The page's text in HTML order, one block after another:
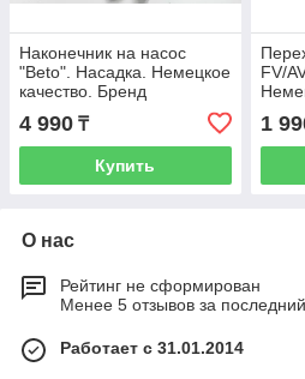
Наконечник на насос
"Beto". Насадка. Немецкое
качество. Бренд
RED
4 990 ₸
Купить
FV/
1
О нас
Рейтинг не сформирован
Менее 5 отзывов за
Работает с 31.01.2014